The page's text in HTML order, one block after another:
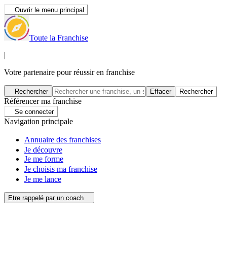
Ouvrir le menu principal
Toute la Franchise
|
Votre partenaire pour réussir en franchise
Rechercher Effacer Rechercher
Référencer ma franchise
Se connecter
Navigation principale
Annuaire des franchises
Je découvre
Je me forme
Je choisis ma franchise
Je me lance
Etre rappelé par un coach